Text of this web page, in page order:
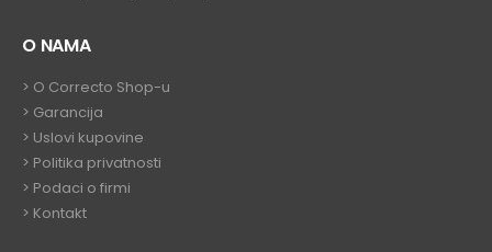
O NAMA
> O Correcto Shop-u
> Garancija
> Uslovi kupovine
> Politika privatnosti
> Podaci o firmi
> Kontakt